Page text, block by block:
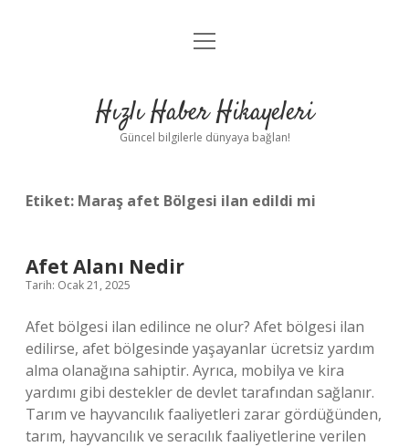
Anasayfa
Yasal Uyarı
menüyü
Hızlı Haber Hikayeleri
Güncel bilgilerle dünyaya bağlan!
Etiket: Maraş afet Bölgesi ilan edildi mi
Afet Alanı Nedir
Tarih: Ocak 21, 2025
Afet bölgesi ilan edilince ne olur? Afet bölgesi ilan
edilirse, afet bölgesinde yaşayanlar ücretsiz yardım
alma olanağına sahiptir. Ayrıca, mobilya ve kira
yardımı gibi destekler de devlet tarafından sağlanır.
Tarım ve hayvancılık faaliyetleri zarar gördüğünden,
tarım, hayvancılık ve seracılık faaliyetlerine verilen